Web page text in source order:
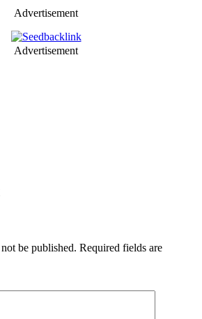
Advertisement
Advertisement
be published. Required fields are